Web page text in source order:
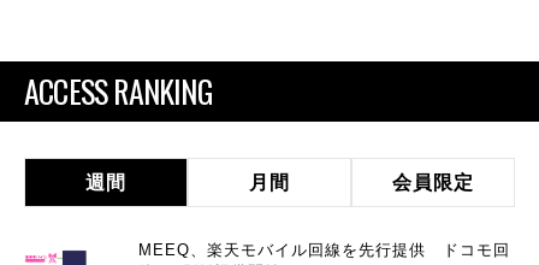
ACCESS RANKING
週間 月間 会員限定
MEEQ、楽天モバイル回線を先行提供 ドコモ回